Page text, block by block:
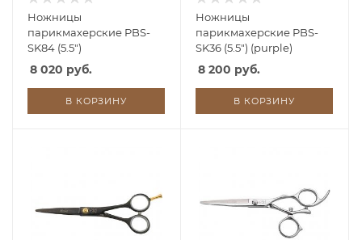
Ножницы
парикмахерские PBS-
SK84 (5.5")
8 020 руб.
В КОРЗИНУ
Ножницы
парикмахерские PBS-
SK36 (5.5") (purple)
8 200 руб.
В КОРЗИНУ